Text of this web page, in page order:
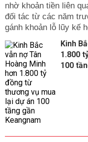
nhờ khoản tiền liên
đối tác từ các năm
gánh khoản lỗ lũy kế
Kinh
1.800
100